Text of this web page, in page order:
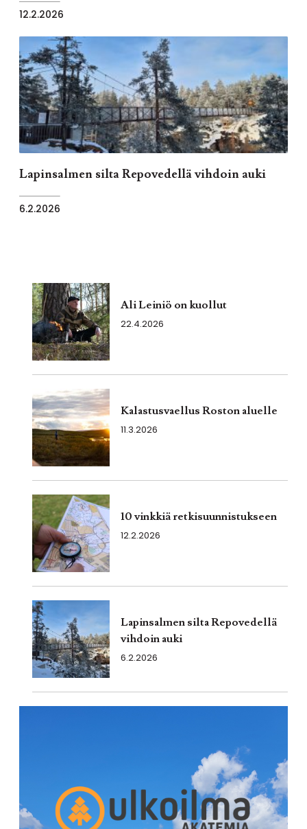
12.2.2026
Lapinsalmen silta Repovedellä vihdoin auki
6.2.2026
Ali Leiniö on kuollut
22.4.2026
Kalastusvaellus Roston aluelle
11.3.2026
10 vinkkiä retkisuunnistukseen
12.2.2026
Lapinsalmen silta Repovedellä
vihdoin auki
6.2.2026